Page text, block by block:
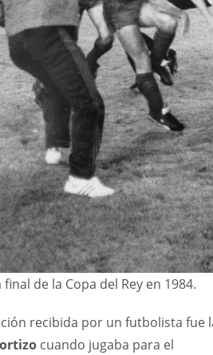
final de la Copa del Rey en 1984.
recibida por un futbolista fue
cuando jugaba para el